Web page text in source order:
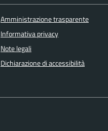
Amministrazione trasparente
Informativa privacy
Note legali
Dichiarazione di accessibilità